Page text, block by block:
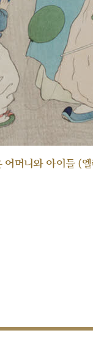
어머니와 아이들 (